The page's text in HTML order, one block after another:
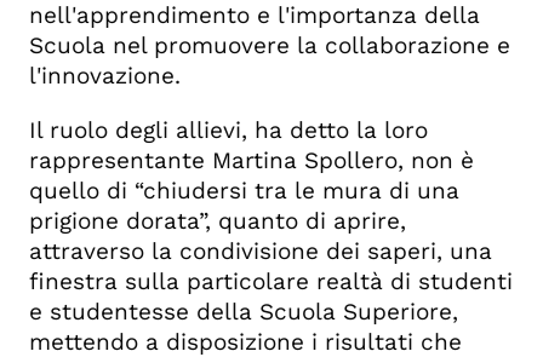
nell'apprendimento e l'importanza della
Scuola nel promuovere la collaborazione e
l'innovazione.
Il ruolo degli allievi, ha detto la loro
rappresentante Martina Spollero, non è
quello di “chiudersi tra le mura di una
prigione dorata”, quanto di aprire,
attraverso la condivisione dei saperi, una
finestra sulla particolare realtà di studenti
e studentesse della Scuola Superiore,
mettendo a disposizione i risultati che